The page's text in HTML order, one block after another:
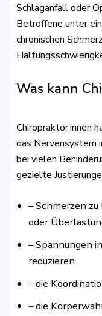
Schlaganfall oder
Betroffene unter
chronischen
Was kann
Chiropraktor:innen
das Nervensystem
bei vielen
gezielte
– Schmerzen
oder
– Spannungen
reduzieren
– die
– die